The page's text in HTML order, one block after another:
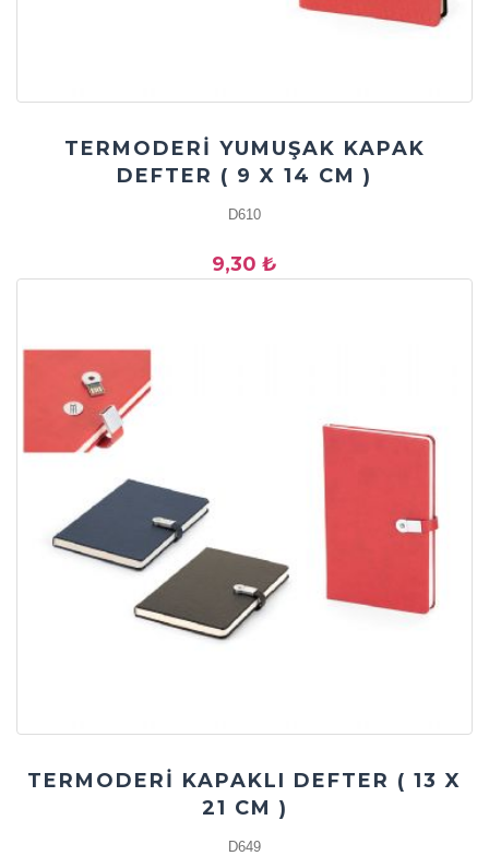
TERMODERİ YUMUŞAK KAPAK
DEFTER ( 9 X 14 CM )
D610
9,30 ₺
TERMODERİ KAPAKLI DEFTER ( 13 X
21 CM )
D649